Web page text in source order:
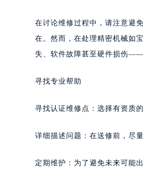
在讨论维修过程中，请注意避
在。然而，在处理精密机械如
失、软件故障甚至硬件损伤——
寻找专业帮助
寻找认证维修点：选择有资质
详细描述问题：在送修前，尽
定期维护：为了避免未来可能